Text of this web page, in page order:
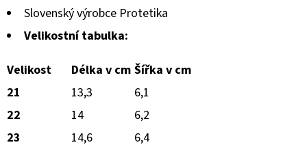
Slovenský výrobce Protetika
Velikostní tabulka:
Velikost
Délka v cm Šířka v cm
21
13,3
6,1
22
14
6,2
23
14,6
6,4